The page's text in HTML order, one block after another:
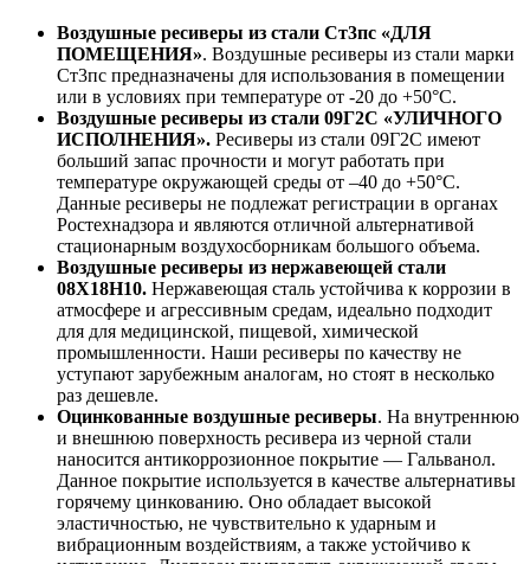
Воздушные ресиверы из стали Ст3пс «ДЛЯ
ПОМЕЩЕНИЯ». Воздушные ресиверы из стали марки
Ст3пс предназначены для использования в помещении
или в условиях при температуре от -20 до +50°С.
Воздушные ресиверы из стали 09Г2С «УЛИЧНОГО
ИСПОЛНЕНИЯ». Ресиверы из стали 09Г2С имеют
больший запас прочности и могут работать при
температуре окружающей среды от –40 до +50°С.
Данные ресиверы не подлежат регистрации в органах
Ростехнадзора и являются отличной альтернативой
стационарным воздухосборникам большого объема.
Воздушные ресиверы из нержавеющей стали
08Х18Н10. Нержавеющая сталь устойчива к коррозии в
атмосфере и агрессивным средам, идеально подходит
для для медицинской, пищевой, химической
промышленности. Наши ресиверы по качеству не
уступают зарубежным аналогам, но стоят в несколько
раз дешевле.
Оцинкованные воздушные ресиверы. На внутреннюю
и внешнюю поверхность ресивера из черной стали
наносится антикоррозионное покрытие — Гальванол.
Данное покрытие используется в качестве альтернативы
горячему цинкованию. Оно обладает высокой
эластичностью, не чувствительно к ударным и
вибрационным воздействиям, а также устойчиво к